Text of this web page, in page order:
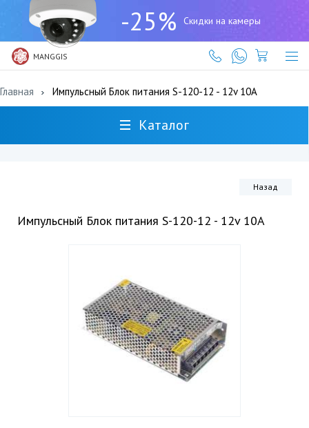
-25% Скидки на камеры
MANGGIS
(727)
317-
61-
61
Главная Импульсный Блок питания S-120-12 - 12v 10А
Каталог
Назад
Импульсный Блок питания S-120-12 - 12v 10А